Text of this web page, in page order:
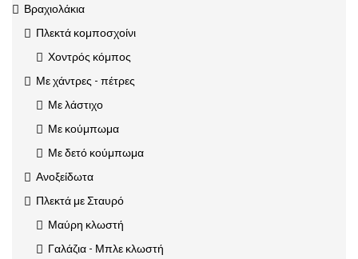
Βραχιολάκια
Πλεκτά κομποσχοίνι
Χοντρός κόμπος
Με χάντρες - πέτρες
Με λάστιχο
Με κούμπωμα
Με δετό κούμπωμα
Ανοξείδωτα
Πλεκτά με Σταυρό
Μαύρη κλωστή
Γαλάζια - Μπλε κλωστή